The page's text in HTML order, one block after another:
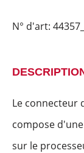
N° d'art:
Le connecteur
compose
sur le